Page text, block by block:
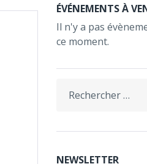
ÉVÉNEMENTS À
Il n'y a pas
ce moment.
for:
NEWSLETTER